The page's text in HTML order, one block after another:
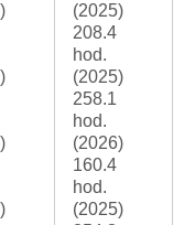
(2025)
208.4
hod.
(2025)
258.1
hod.
(2026)
160.4
hod.
(2025)